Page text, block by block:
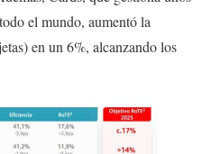
el mundo, aumentó la
en un 6%, alcanzando los